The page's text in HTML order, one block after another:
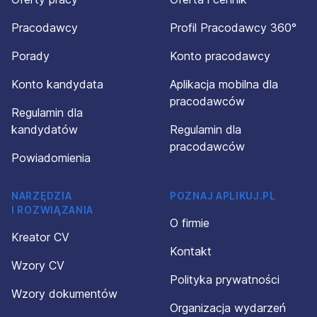
Pracodawcy
Porady
Konto kandydata
Regulamin dla
kandydatów
Powiadomienia
Profil Pracodawcy 360°
Konto pracodawcy
Aplikacja mobilna dla
pracodawców
Regulamin dla
pracodawców
NARZĘDZIA
I ROZWIĄZANIA
Kreator CV
Wzory CV
Wzory dokumentów
POZNAJ APLIKUJ.PL
O firmie
Kontakt
Polityka prywatności
Organizacja wydarzeń